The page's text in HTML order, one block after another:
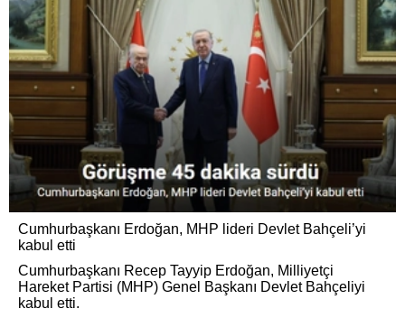
Cumhurbaşkanı Erdoğan, MHP lideri Devlet Bahçeli’yi
kabul etti
Cumhurbaşkanı Recep Tayyip Erdoğan, Milliyetçi
Hareket Partisi (MHP) Genel Başkanı Devlet Bahçeliyi
kabul etti.